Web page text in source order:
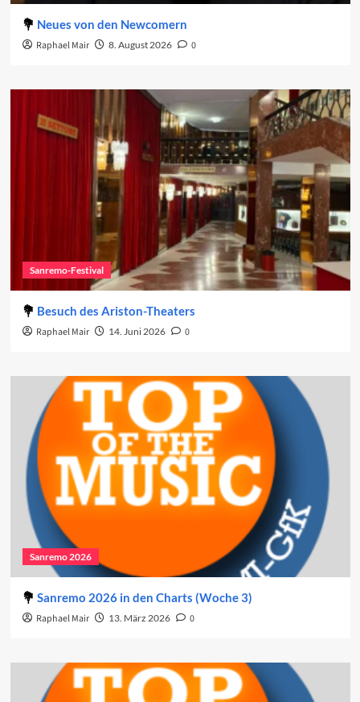
Neues von den Newcomern
Raphael Mair 8. August 2026 0
Sanremo-Festival
Besuch des Ariston-Theaters
Raphael Mair 14. Juni 2026 0
Sanremo 2026
Sanremo 2026 in den Charts (Woche 3)
Raphael Mair 13. März 2026 0